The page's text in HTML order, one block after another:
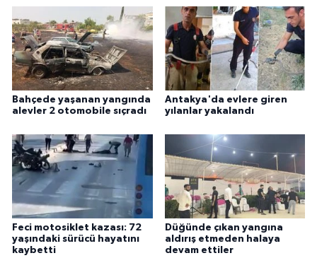
Bahçede yaşanan yangında
alevler 2 otomobile sıçradı
Antakya'da evlere giren
yılanlar yakalandı
Feci motosiklet kazası: 72
yaşındaki sürücü hayatını
kaybetti
Düğünde çıkan yangına
aldırış etmeden halaya
devam ettiler